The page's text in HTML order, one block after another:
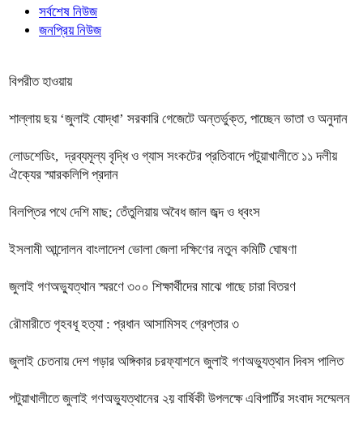
সর্বশেষ নিউজ
জনপ্রিয় নিউজ
বিপরীত হাওয়ায়
শাল্লায় ছয় ‘জুলাই যোদ্ধা’ সরকারি গেজেটে অন্তর্ভুক্ত, পাচ্ছেন ভাতা ও অনুদান
লোডশেডিং, দ্রব্যমূল্য বৃদ্ধি ও গ্যাস সংকটের প্রতিবাদে পটুয়াখালীতে ১১ দলীয়
ঐক্যের স্মারকলিপি প্রদান
বিলপ্তির পথে দেশি মাছ; তেঁতুলিয়ায় অবৈধ জাল জব্দ ও ধ্বংস
ইসলামী আন্দোলন বাংলাদেশ ভোলা জেলা দক্ষিণের নতুন কমিটি ঘোষণা
জুলাই গণঅভ্যুত্থান স্মরণে ৩০০ শিক্ষার্থীদের মাঝে গাছে চারা বিতরণ
রৌমারীতে গৃহবধূ হত্যা : প্রধান আসামিসহ গ্রেপ্তার ৩
জুলাই চেতনায় দেশ গড়ার অঙ্গিকার চরফ্যাশনে জুলাই গণঅভ্যুত্থান দিবস পালিত
পটুয়াখালীতে জুলাই গণঅভ্যুত্থানের ২য় বার্ষিকী উপলক্ষে এবিপার্টির সংবাদ সম্মেলন